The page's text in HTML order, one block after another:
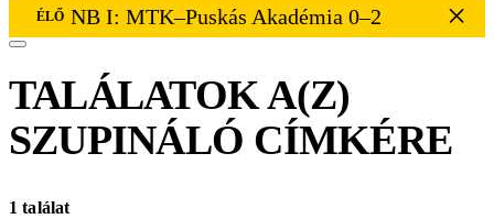
ÉLŐ NB I: MTK–Puskás Akadémia 0–2
TALÁLATOK A(Z)
SZUPINÁLÓ CÍMKÉRE
1 találat